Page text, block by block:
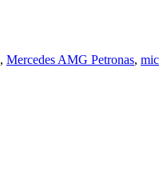
, Mercedes AMG Petronas,